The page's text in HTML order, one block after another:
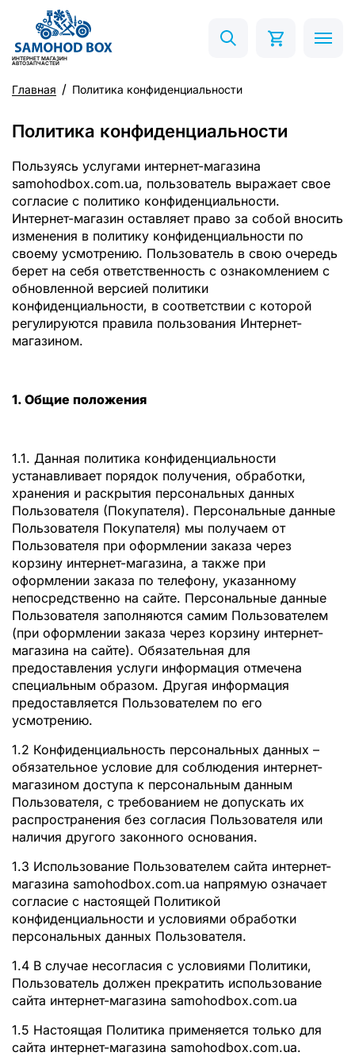
ИНТЕРНЕТ МАГАЗИН
АВТОЗАПЧАСТЕЙ
Главная Политика конфиденциальности
Политика конфиденциальности
Пользуясь услугами интернет-магазина
samohodbox.com.ua, пользователь выражает свое
согласие с политико конфиденциальности.
Интернет-магазин оставляет право за собой вносить
изменения в политику конфиденциальности по
своему усмотрению. Пользователь в свою очередь
берет на себя ответственность с ознакомлением с
обновленной версией политики
конфиденциальности, в соответствии с которой
регулируются правила пользования Интернет-
магазином.
1. Общие положения
1.1. Данная политика конфиденциальности
устанавливает порядок получения, обработки,
хранения и раскрытия персональных данных
Пользователя (Покупателя). Персональные данные
Пользователя Покупателя) мы получаем от
Пользователя при оформлении заказа через
корзину интернет-магазина, а также при
оформлении заказа по телефону, указанному
непосредственно на сайте. Персональные данные
Пользователя заполняются самим Пользователем
(при оформлении заказа через корзину интернет-
магазина на сайте). Обязательная для
предоставления услуги информация отмечена
специальным образом. Другая информация
предоставляется Пользователем по его
усмотрению.
1.2 Конфиденциальность персональных данных –
обязательное условие для соблюдения интернет-
магазином доступа к персональным данным
Пользователя, с требованием не допускать их
распространения без согласия Пользователя или
наличия другого законного основания.
1.3 Использование Пользователем сайта интернет-
магазина samohodbox.com.ua напрямую означает
согласие с настоящей Политикой
конфиденциальности и условиями обработки
персональных данных Пользователя.
1.4 В случае несогласия с условиями Политики,
Пользователь должен прекратить использование
сайта интернет-магазина samohodbox.com.ua
1.5 Настоящая Политика применяется только для
сайта интернет-магазина samohodbox.com.ua.